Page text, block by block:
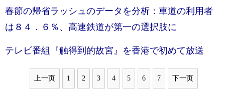
春節の帰省ラッシュのデータを分析：車道の利用者
は８４．６％、高速鉄道が第一の選択肢に
テレビ番組『触得到的故宮』を香港で初めて放送
上一页 1 2 3 4 5 6 7 下一页